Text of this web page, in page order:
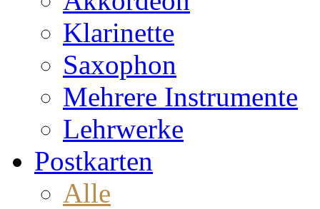
Klarinette
Saxophon
Mehrere Instrumente
Lehrwerke
Postkarten
Alle